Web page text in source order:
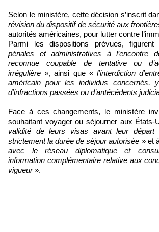
Selon le ministère, cette décision s’inscrit
révision du dispositif de sécurité aux
autorités américaines, pour lutter contre
Parmi les dispositions prévues,
pénales et administratives à l’encontre
reconnue coupable de tentative ou
irrégulière », ainsi que «l’interdiction
américain pour les individus concernés,
d’infractions passées ou d’antécédents
Face à ces changements, le ministère
souhaitant voyager ou séjourner aux États-
validité de leurs visas avant leur départ
strictement la durée de séjour autorisée » et
avec le réseau diplomatique et
information complémentaire relative aux
vigueur».